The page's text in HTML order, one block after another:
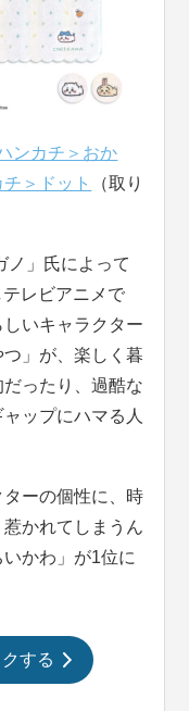
ンカチ＞おか
＞ドット
（取り
ノ」氏によって
レビアニメで
いキャラクター
」が、楽しく暮
ったり、過酷な
ップにハマる人
ーの個性に、時
かれてしまうん
かわ」が1位に
する